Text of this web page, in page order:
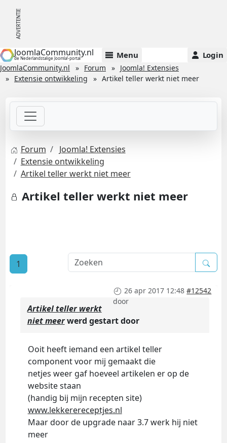
JoomlaCommunity.nl
de Nederlandstalige Joomla!-portal Menu Login
JoomlaCommunity.nl Forum
Joomla! Extensies
Extensie ontwikkeling
Artikel teller werkt niet meer
Forum
Joomla! Extensies
Extensie ontwikkeling
Artikel teller werkt niet meer
Artikel teller werkt niet meer
1
26 apr 2017 12:48 #12542
door
Artikel teller werkt
niet meerwerd gestart door
Ooit heeft iemand een artikel teller
component voor mij gemaakt die
netjes weer gaf hoeveel artikelen er op de
website staan
(handig bij mijn recepten site)
www.lekkerereceptjes.nl
Maar door de upgrade naar 3.7 werk hij niet
meer